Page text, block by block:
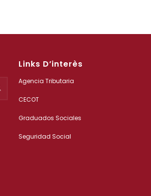
Links D’interès
Agencia Tributaria
CECOT
Graduados Sociales
Seguridad Social